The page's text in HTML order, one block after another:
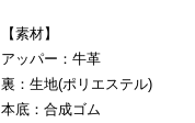
【素材】
アッパー：牛革
裏：生地(ポリエステル)
本底：合成ゴム